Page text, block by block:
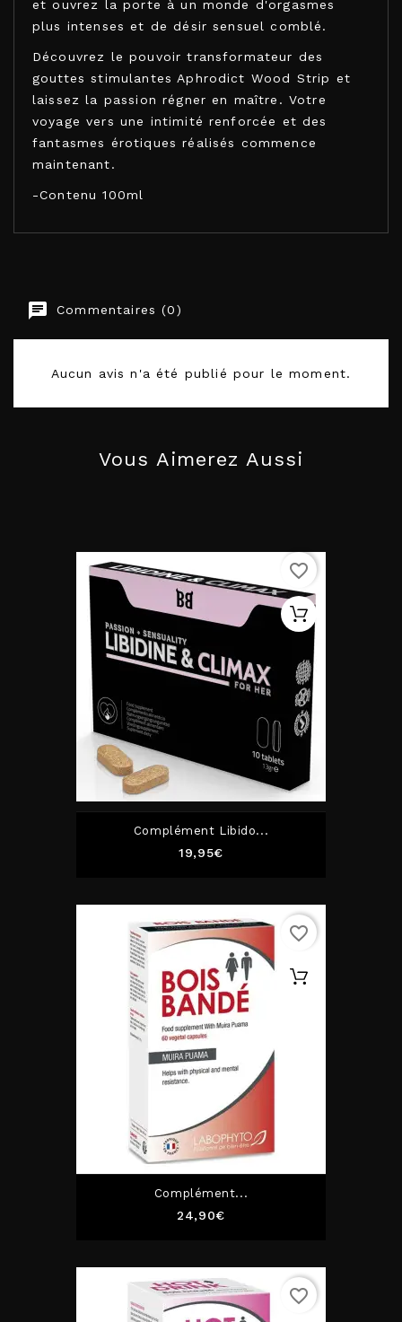
et ouvrez la porte à un monde d'orgasmes
plus intenses et de désir sensuel comblé.
Découvrez le pouvoir transformateur des
gouttes stimulantes Aphrodict Wood Strip et
laissez la passion régner en maître. Votre
voyage vers une intimité renforcée et des
fantasmes érotiques réalisés commence
maintenant.
-Contenu 100ml
Commentaires (0)
Aucun avis n'a été publié pour le moment.
Vous Aimerez Aussi
Complément Libido...
19,95€Prix
favorite_border
Complément...
24,90€Prix
favorite_border
favorite_border